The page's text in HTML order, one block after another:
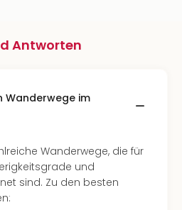
Antworten
Wanderwege im
Wanderwege, die für
und
sind. Zu den besten